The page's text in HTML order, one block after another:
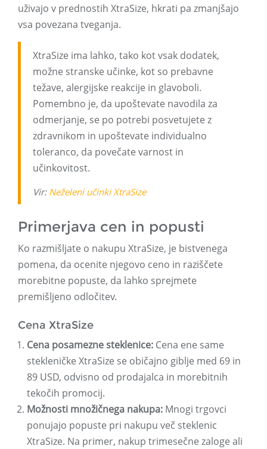
uživajo v prednostih XtraSize, hkrati pa zmanjšajo
vsa povezana tveganja.
XtraSize ima lahko, tako kot vsak dodatek,
možne stranske učinke, kot so prebavne
težave, alergijske reakcije in glavoboli.
Pomembno je, da upoštevate navodila za
odmerjanje, se po potrebi posvetujete z
zdravnikom in upoštevate individualno
toleranco, da povečate varnost in
učinkovitost.
Vir: Neželeni učinki XtraSize
Primerjava cen in popusti
Ko razmišljate o nakupu XtraSize, je bistvenega
pomena, da ocenite njegovo ceno in raziščete
morebitne popuste, da lahko sprejmete
premišljeno odločitev.
Cena XtraSize
Cena posamezne steklenice: Cena ene same
stekleničke XtraSize se običajno giblje med 69 in
89 USD, odvisno od prodajalca in morebitnih
tekočih promocij.
Možnosti množičnega nakupa: Mnogi trgovci
ponujajo popuste pri nakupu več steklenic
XtraSize. Na primer, nakup trimesečne zaloge ali